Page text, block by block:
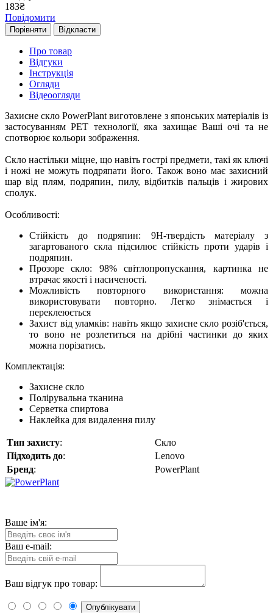
183₴
Повідомити
Порівняти Відкласти
Про товар
Відгуки
Інструкція
Огляди
Відеоогляди
Захисне скло PowerPlant виготовлене з японських матеріалів із
застосуванням PET технології, яка захищає Ваші очі та не
спотворює кольори зображення.
Скло настільки міцне, що навіть гострі предмети, такі як ключі
і ножі не можуть подряпати його. Також воно має захисний
шар від плям, подряпин, пилу, відбитків пальців і жирових
сполук.
Особливості:
Стійкість до подряпин: 9H-твердість матеріалу з
загартованого скла підсилює стійкість проти ударів і
подряпин.
Прозоре скло: 98% світлопропускання, картинка не
втрачає якості і насиченості.
Можливість повторного використання: можна
використовувати повторно. Легко знімається і
переклеюється
Захист від уламків: навіть якщо захисне скло розіб'ється,
то воно не розлетиться на дрібні частинки до яких
можна порізатись.
Комплектація:
Захисне скло
Полірувальна тканина
Серветка спиртова
Наклейка для видалення пилу
Тип захисту:
Скло
Підходить до:
Lenovo
Бренд: PowerPlant
Ваше ім'я:
Ваш e-mail:
Ваш відгук про товар:
Опублікувати